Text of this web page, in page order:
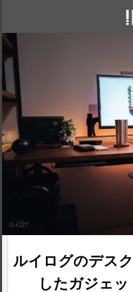
ルイログのデス
したガジェ